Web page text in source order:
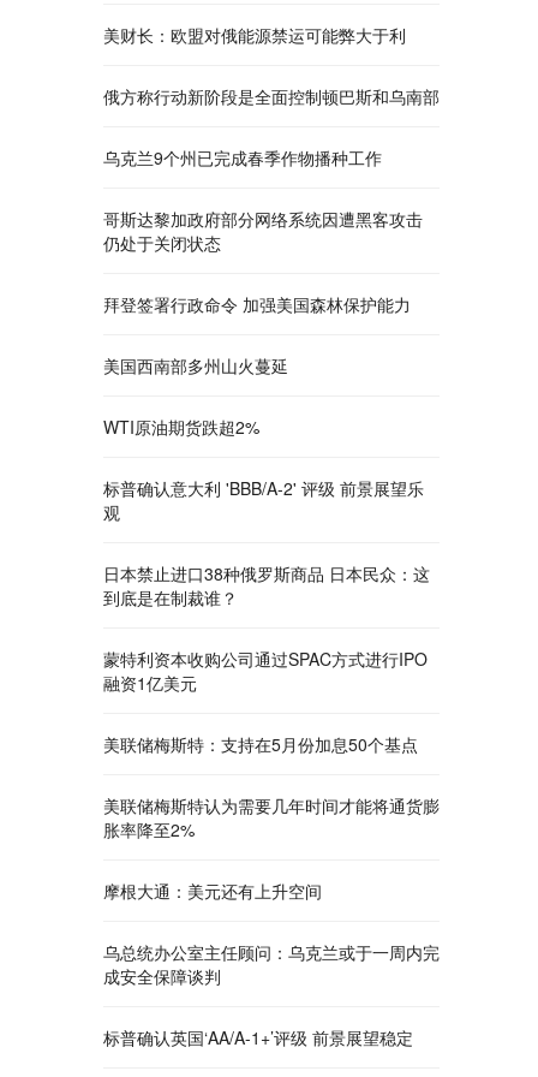
美财长：欧盟对俄能源禁运可能弊大于利
俄方称行动新阶段是全面控制顿巴斯和乌南部
乌克兰9个州已完成春季作物播种工作
哥斯达黎加政府部分网络系统因遭黑客攻击
仍处于关闭状态
拜登签署行政命令 加强美国森林保护能力
美国西南部多州山火蔓延
WTI原油期货跌超2%
标普确认意大利 'BBB/A-2' 评级 前景展望乐
观
日本禁止进口38种俄罗斯商品 日本民众：这
到底是在制裁谁？
蒙特利资本收购公司通过SPAC方式进行IPO
融资1亿美元
美联储梅斯特：支持在5月份加息50个基点
美联储梅斯特认为需要几年时间才能将通货膨
胀率降至2%
摩根大通：美元还有上升空间
乌总统办公室主任顾问：乌克兰或于一周内完
成安全保障谈判
标普确认英国‘AA/A-1+’评级 前景展望稳定